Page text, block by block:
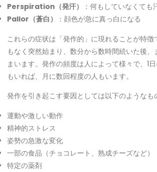
Perspiration（発汗）
：何もしていなくても
Pallor（蒼白）
：顔色が急に真っ白になる
これらの症状は「発作的」に現れることが特
もなく突然始まり、数分から数時間続いた後、
まいます。発作の頻度は人によって様々で、1
もいれば、月に数回程度の人もいます。
発作を引き起こす要因としては以下のようなも
運動や激しい動作
精神的ストレス
姿勢の急激な変化
一部の食品（チョコレート、熟成チーズなど）
特定の薬剤